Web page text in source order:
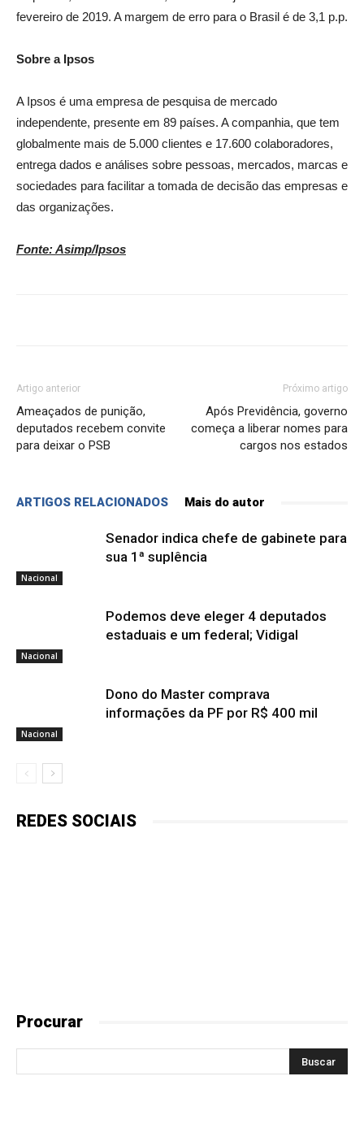
fevereiro de 2019. A margem de erro para o Brasil é de 3,1 p.p.
Sobre a Ipsos
A Ipsos é uma empresa de pesquisa de mercado
independente, presente em 89 países. A companhia, que tem
globalmente mais de 5.000 clientes e 17.600 colaboradores,
entrega dados e análises sobre pessoas, mercados, marcas e
sociedades para facilitar a tomada de decisão das empresas e
das organizações.
Fonte: Asimp/Ipsos
Artigo anterior
Ameaçados de punição,
deputados recebem convite
para deixar o PSB
Próximo artigo
Após Previdência, governo
começa a liberar nomes para
cargos nos estados
ARTIGOS RELACIONADOS Mais do autor
Nacional
Senador indica chefe de gabinete para
sua 1ª suplência
Nacional
Podemos deve eleger 4 deputados
estaduais e um federal; Vidigal
Nacional
Dono do Master comprava
informações da PF por R$ 400 mil
REDES SOCIAIS
Procurar